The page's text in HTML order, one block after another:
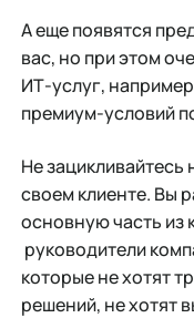
А еще появятся
вас, но при этом
ИТ-услуг,
премиум-условий
Не зацикливайтесь
своем клиенте. Вы
основную часть из
руководители
которые не хотят
решений, не хотят